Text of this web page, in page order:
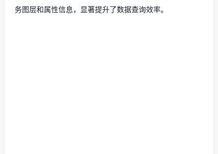
务图层和属性信息，显著提升了数据查询效率。